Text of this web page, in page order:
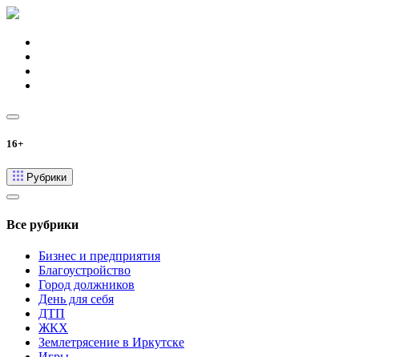
16+
Рубрики
Все рубрики
Бизнес и предприятия
Благоустройство
Город должников
День для себя
ДТП
ЖКХ
Землетрясение в Иркутске